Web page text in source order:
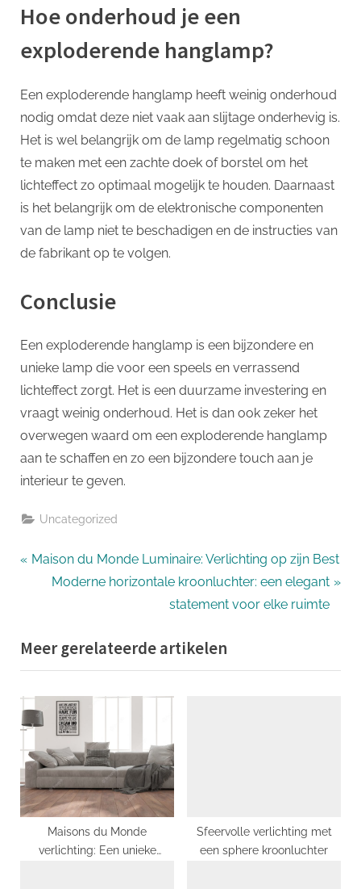
Hoe onderhoud je een
exploderende hanglamp?
Een exploderende hanglamp heeft weinig onderhoud
nodig omdat deze niet vaak aan slijtage onderhevig is.
Het is wel belangrijk om de lamp regelmatig schoon
te maken met een zachte doek of borstel om het
lichteffect zo optimaal mogelijk te houden. Daarnaast
is het belangrijk om de elektronische componenten
van de lamp niet te beschadigen en de instructies van
de fabrikant op te volgen.
Conclusie
Een exploderende hanglamp is een bijzondere en
unieke lamp die voor een speels en verrassend
lichteffect zorgt. Het is een duurzame investering en
vraagt weinig onderhoud. Het is dan ook zeker het
overwegen waard om een exploderende hanglamp
aan te schaffen en zo een bijzondere touch aan je
interieur te geven.
Uncategorized
Bericht
P
o
u
s
o
s
t
Maison du Monde Luminaire: Verlichting op zijn Best
N
t
P
o
:
Moderne horizontale kroonluchter: een elegant
statement voor elke ruimte
Meer gerelateerde artikelen
Maisons du Monde
verlichting: Een unieke
Sfeervolle verlichting met
een sphere kroonluchter